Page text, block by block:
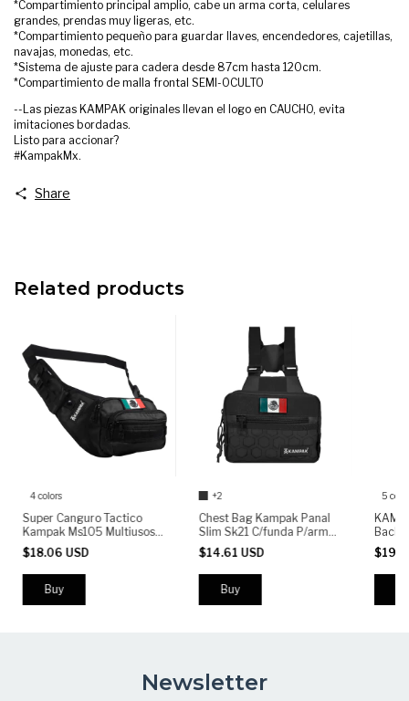
*Compartimiento principal amplio, cabe un arma corta, celulares
grandes, prendas muy ligeras, etc.
*Compartimiento pequeño para guardar llaves, encendedores, cajetillas,
navajas, monedas, etc.
*Sistema de ajuste para cadera desde 87cm hasta 120cm.
*Compartimiento de malla frontal SEMI-OCULTO
--Las piezas KAMPAK originales llevan el logo en CAUCHO, evita
imitaciones bordadas.
Listo para accionar?
#KampakMx.
Share
Related products
4 colors
Super Canguro Tactico
Kampak Ms105 Multiusos
Celular Arma
$18.06 USD
Buy
+2
Chest Bag Kampak Panal
Slim Sk21 C/funda P/arma
Tactica + PARCHE GRATIS
$14.61 USD
Buy
5
Newsletter